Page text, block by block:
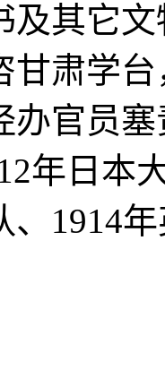
及其它
甘肃学
办官员
年日本
、1914